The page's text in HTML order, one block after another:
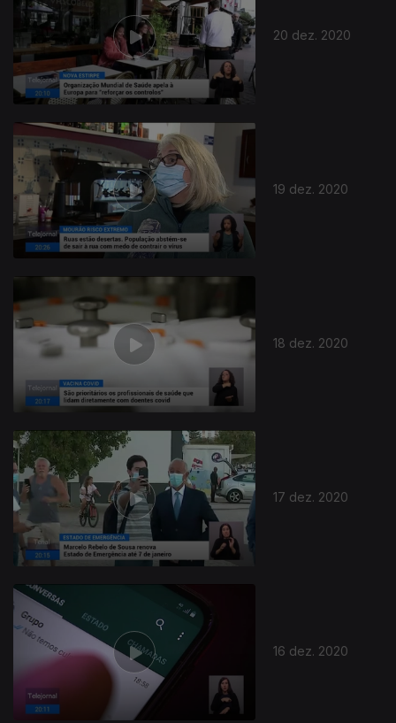
20 dez. 2020
19 dez. 2020
18 dez. 2020
17 dez. 2020
16 dez. 2020